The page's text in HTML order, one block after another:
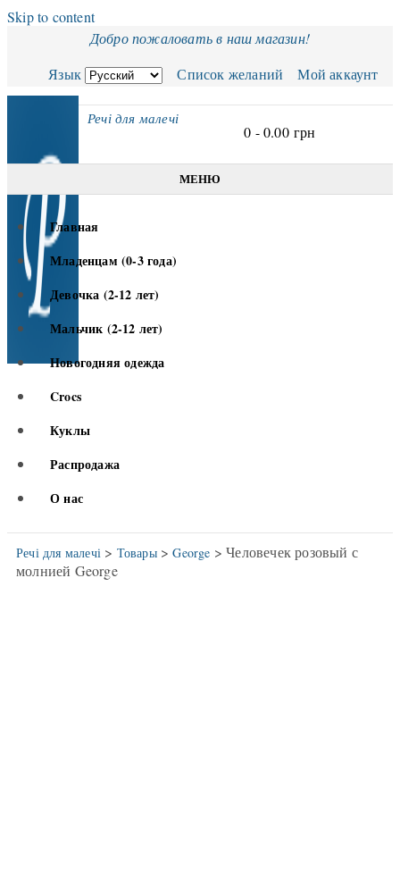
Skip to content
Добро пожаловать в наш магазин!
Язык
Список желаний Мой аккаунт
Речі для малечі
0 -0.00 грн
МЕНЮ
Главная
Младенцам (0-3 года)
Девочка (2-12 лет)
Мальчик (2-12 лет)
Новогодняя одежда
Crocs
Куклы
Распродажа
О нас
Речі для малечі > Товары>George > Человечек розовый с
молнией George